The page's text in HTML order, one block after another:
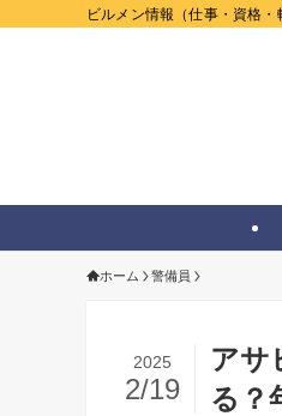
ビルメン情報（仕事・資格
ホーム 警備員
アサ
る？
2025
2/19